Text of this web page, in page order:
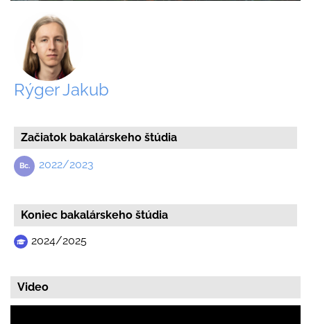
Rýger Jakub
Začiatok bakalárskeho štúdia
2022/2023
Koniec bakalárskeho štúdia
2024/2025
Video